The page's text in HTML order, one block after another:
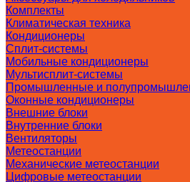
Комплекты
Климатическая техника
Кондиционеры
Сплит-системы
Мобильные кондиционеры
Мультисплит-системы
Промышленные и
Оконные кондиционеры
Внешние блоки
Внутренние блоки
Вентиляторы
Метеостанции
Механические метеостанции
Цифровые метеостанции